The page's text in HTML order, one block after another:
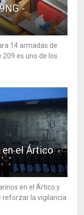
-
14 armadas de
209 es uno de los
en el Ártico
en el Ártico y
reforzar la vigilancia